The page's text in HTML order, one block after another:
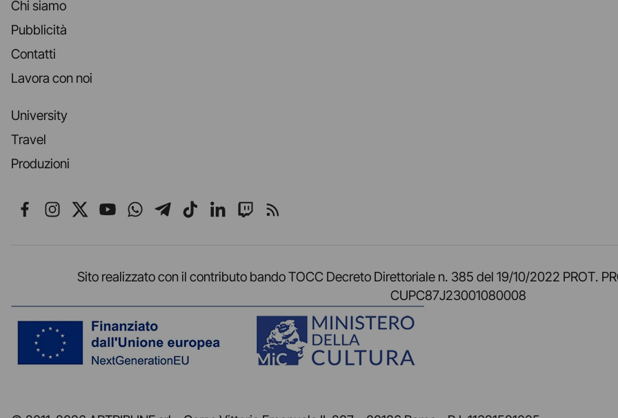
Chi siamo
Pubblicità
Contatti
Lavora con noi
University
Travel
Produzioni
Seguici su Facebook
Seguici su Instagram
Seguici su X
Seguici su YouTube
Seguici su WhatsApp
Seguici su Telegram
Seguici su TikTok
Seguici su LinkedIn
Seguici su Twitch
Seguici su Rss
Sito realizzato con il contributo bando TOCC Decreto Direttoriale n. 385 del 19/10/2022 PROT.
CUPC87J23001080008